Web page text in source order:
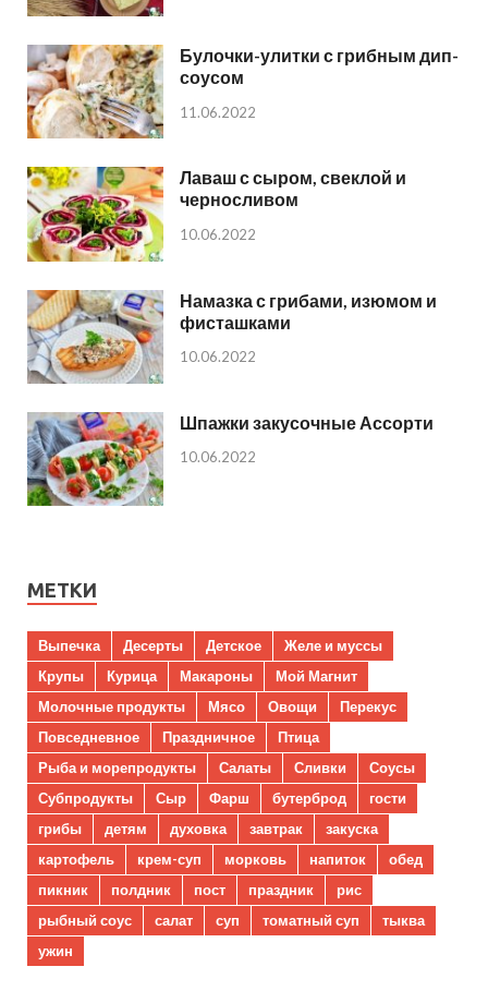
Булочки-улитки с грибным дип-
соусом
11.06.2022
Лаваш с сыром, свеклой и
черносливом
10.06.2022
Намазка с грибами, изюмом и
фисташками
10.06.2022
Шпажки закусочные Ассорти
10.06.2022
МЕТКИ
Выпечка Десерты Детское
Желе и муссы
Крупы
Курица Макароны
Мой Магнит
Молочные продукты
Мясо Овощи
Перекус
Повседневное
Праздничное
Птица
Рыба и морепродукты
Салаты Сливки
Соусы
Субпродукты
Сыр Фарш бутерброд
гости
грибы
детям духовка завтрак
закуска
картофель
крем-суп морковь напиток
обед
пикник
полдник пост праздник
рис
рыбный соус
салат суп томатный суп
тыква
ужин